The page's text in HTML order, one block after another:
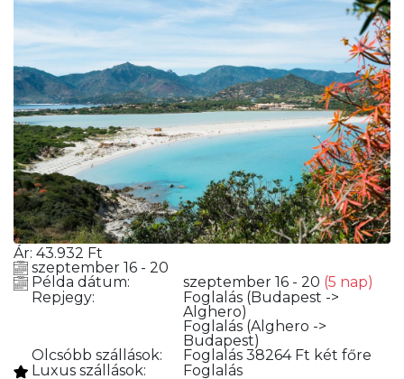
Ár: 43.932 Ft
szeptember 16 - 20
Példa dátum:
szeptember 16 - 20 (5 nap)
Repjegy:
Foglalás (Budapest ->
Alghero)
Foglalás (Alghero ->
Budapest)
Olcsóbb szállások:
Foglalás 38264 Ft két főre
Luxus szállások:
Foglalás